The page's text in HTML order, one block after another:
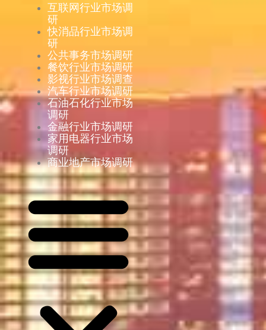
互联网行业市场调
研
快消品行业市场调
研
公共事务市场调研
餐饮行业市场调研
影视行业市场调查
汽车行业市场调研
石油石化行业市场
调研
金融行业市场调研
家用电器行业市场
调研
商业地产市场调研